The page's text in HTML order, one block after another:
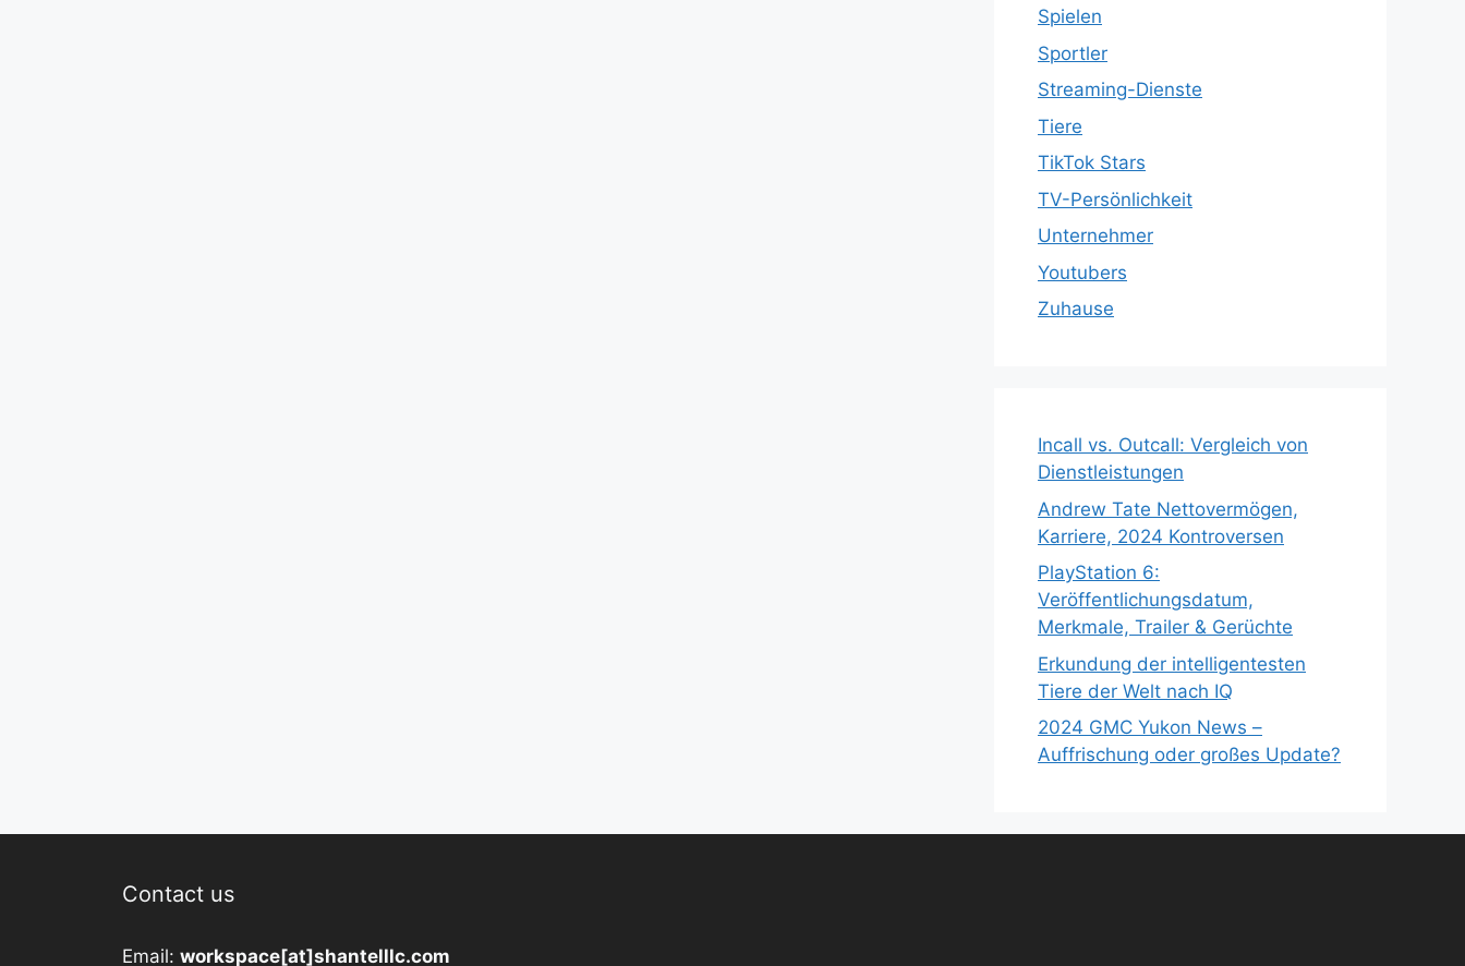
Spielen
Sportler
Streaming-Dienste
Tiere
TikTok Stars
TV-Persönlichkeit
Unternehmer
Youtubers
Zuhause
Incall vs. Outcall: Vergleich von
Dienstleistungen
Andrew Tate Nettovermögen,
Karriere, 2024 Kontroversen
PlayStation 6:
Veröffentlichungsdatum,
Merkmale, Trailer & Gerüchte
Erkundung der intelligentesten
Tiere der Welt nach IQ
2024 GMC Yukon News –
Auffrischung oder großes Update?
Contact us
Email: workspace[at]shantelllc.com